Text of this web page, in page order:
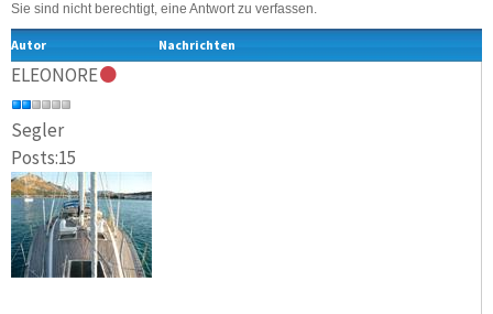
Sie sind nicht berechtigt, eine Antwort zu verfassen.
Autor Nachrichten
ELEONORE
Segler
Posts:15